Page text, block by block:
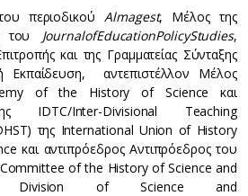
περιοδικούAlmagest, Μέλος της
του JournalofEducationPolicyStudies,
και της Γραμματείας Σύνταξης
Εκπαίδευση, αντεπιστέλλον Μέλος
of the History of Science και
IDTC/Inter-Divisional Teaching
της International Union of History
και αντιπρόεδρος Αντιπρόεδρος του
of the History of Science and
Division of Science and